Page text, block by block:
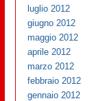
luglio 2012
giugno 2012
maggio 2012
aprile 2012
marzo 2012
febbraio 2012
gennaio 2012